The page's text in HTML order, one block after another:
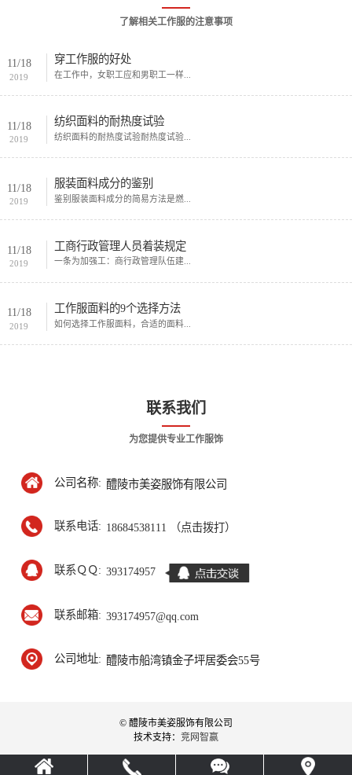
了解相关工作服的注意事项
11/18
2019
穿工作服的好处
在工作中，女职工应和男职工一样...
11/18
2019
纺织面料的耐热度试验
纺织面料的耐热度试验耐热度试验...
11/18
2019
服装面料成分的鉴别
鉴别服装面料成分的简易方法是燃...
11/18
2019
工商行政管理人员着装规定
一条为加强工：商行政管理队伍建...
11/18
2019
工作服面料的9个选择方法
如何选择工作服面料，合适的面料...
联系我们
为您提供专业工作服饰
公司名称: 醴陵市美姿服饰有限公司
联系电话: 18684538111 （点击拨打）
联系ＱＱ: 393174957
联系邮箱: 393174957@qq.com
公司地址: 醴陵市船湾镇金子坪居委会55号
© 醴陵市美姿服饰有限公司
技术支持： 竞网智赢